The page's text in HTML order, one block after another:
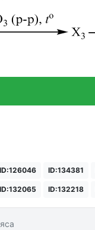
ID:126046 ID:134381
ID:132065 ID:132218